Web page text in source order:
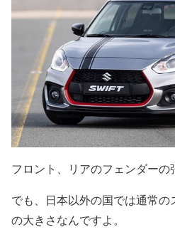
フロント、リアのフェンダーの
でも、日本以外の国では通常
の大きさなんですよ。